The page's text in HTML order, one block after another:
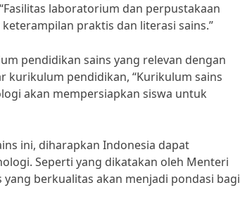
laboratorium dan perpustakaan
praktis dan literasi sains.”
pendidikan sains yang relevan dengan
kurikulum pendidikan, “Kurikulum sains
akan mempersiapkan siswa untuk
ini, diharapkan Indonesia dapat
Seperti yang dikatakan oleh Menteri
berkualitas akan menjadi pondasi bagi